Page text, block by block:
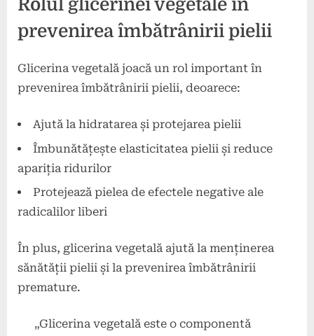
Rolul glicerinei vegetale în
prevenirea îmbătrânirii pielii
Glicerina vegetală joacă un rol important în
prevenirea îmbătrânirii pielii, deoarece:
Ajută la hidratarea și protejarea pielii
Îmbunătățește elasticitatea pielii și reduce
apariția ridurilor
Protejează pielea de efectele negative ale
radicalilor liberi
În plus, glicerina vegetală ajută la menținerea
sănătății pielii și la prevenirea îmbătrânirii
premature.
„Glicerina vegetală este o componentă